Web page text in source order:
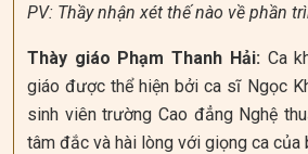
PV: Thầy nhận xét thế nào về phần
Thày giáo Phạm Thanh Hải:Ca
giáo được thể hiện bởi ca sĩ Ngọc
sinh viên trường Cao đẳng Nghệ
tâm đắc và hài lòng với giọng ca của